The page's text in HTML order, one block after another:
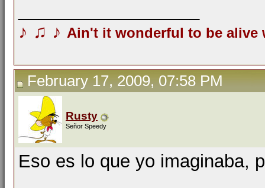
♪ ♫ ♪ Ain't it wonderful to be
February 17, 2009, 07:58 PM
Rusty
Señor Speedy
Eso es lo que yo imaginaba,